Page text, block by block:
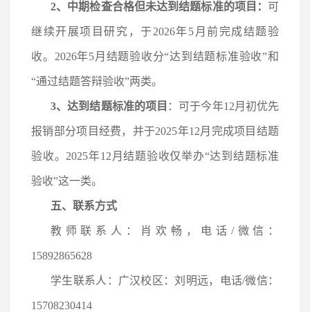
2、中期检查合格但未达到结题标准的项目： 可
继续开展项目研究，于 2026年5月前完成结题验
收。2026年5月结题验收分“达到结题标准验收”和
“通过结题答辩验收”两类。
3、达到结题标准的项目 ：可于今年12月初优先
报销部分项目经费，并于2025年12月完成项目结题
验收。2025年12月结题验收仅举办“达到结题标准
验收”这一类。
五、联系方式
教师联系人：肖欢畅，电话 /微信：
15892865628
学生联系人：广汉校区：刘明远，电话/微信：
15708230414